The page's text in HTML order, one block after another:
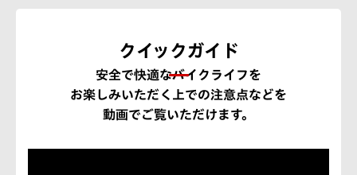
クイックガイド
安全で快適なバイクライフを
お楽しみいただく上での注意点などを
動画でご覧いただけます。